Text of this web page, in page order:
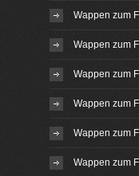
Wappen zum
Wappen zum
Wappen zum
Wappen zum
Wappen zum
Wappen zum